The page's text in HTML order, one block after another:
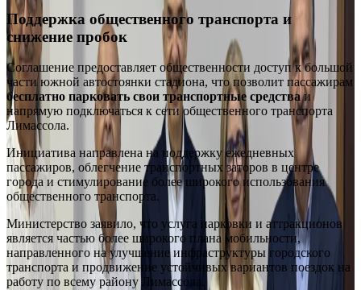
Поддержка общественного транспорта и
снижение пробок
Соглашение предоставляет общественности доступ к большой
части южной автостоянки стадиона, что позволит пассажирам
бесплатно парковать свои транспортные средстваи
напрямую подключаться к сети общественного транспорта
Лимассола.
Инициатива направлена на поддержку ежедневных
пассажиров, облегчение транспортных заторов в центре
города и стимулирование более широкого использования
общественного транспорта.
Министерство заявило, что услуга парковки и аттракционов
является частью более широкого плана мобильности,
направленного на улучшение инфраструктуры городского
транспорта и продвижение устойчивых вариантов поездок на
работу по всему району Лимассола.